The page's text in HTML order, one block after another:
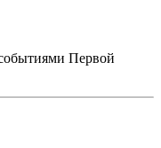
Первой